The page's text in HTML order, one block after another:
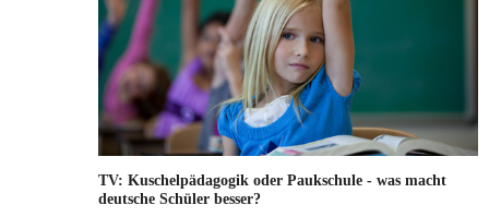
TV: Kuschelpädagogik oder Paukschule - was macht
deutsche Schüler besser?